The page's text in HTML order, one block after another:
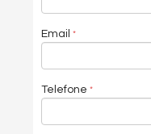
Email
Telefone